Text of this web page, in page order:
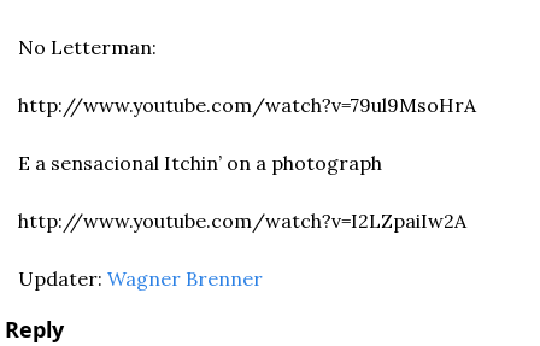
No Letterman:
http://www.youtube.com/watch?v=79ul9MsoHrA
E a sensacional Itchin’ on a photograph
http://www.youtube.com/watch?v=I2LZpaiIw2A
Updater: Wagner Brenner
Reply